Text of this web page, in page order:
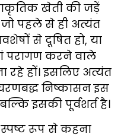
खेती की जड़ें
पहले से ही अत्यंत
से दूषित हो, या
परागण करने वाले
रहे हों। इसलिए अत्यंत
निष्कासन इस
इसकी पूर्वशर्त है।
स्पष्ट रूप से कहना